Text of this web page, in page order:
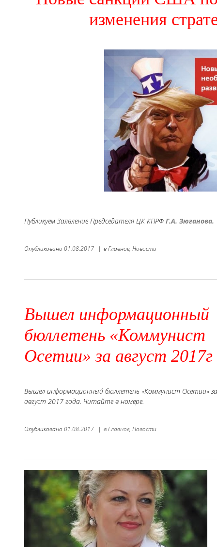
изменения
Публикуем Заявление Председателя ЦК КПРФ Г.А. Зюганова.
Опубликовано 01.08.2017 | вГлавное, Новости
Вышел информационный
бюллетень «Коммунист
Осетии» за август 2017г
Вышел информационный бюллетень «Коммунист Осетии» за
август 2017 года. Читайте в номере.
Опубликовано 01.08.2017 | вГлавное, Новости